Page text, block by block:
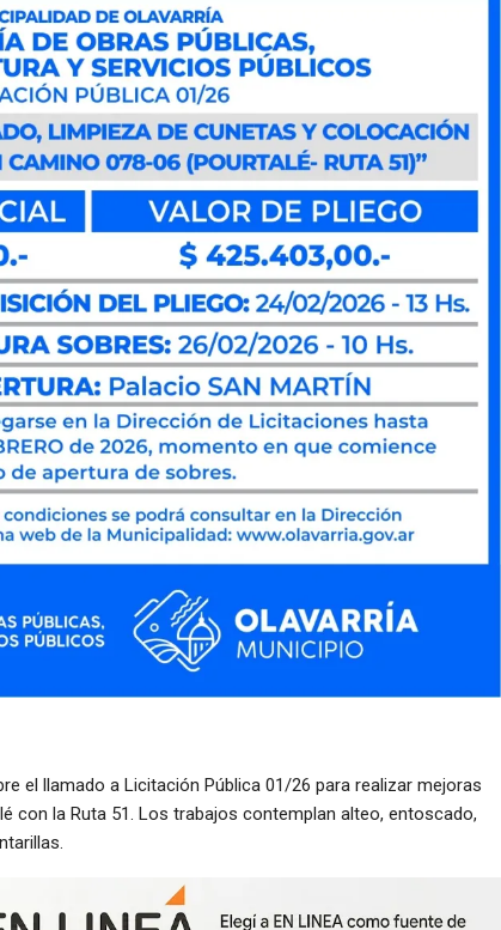
el llamado a Licitación Pública 01/26 para realizar mejoras
con la Ruta 51. Los trabajos contemplan alteo, entoscado,